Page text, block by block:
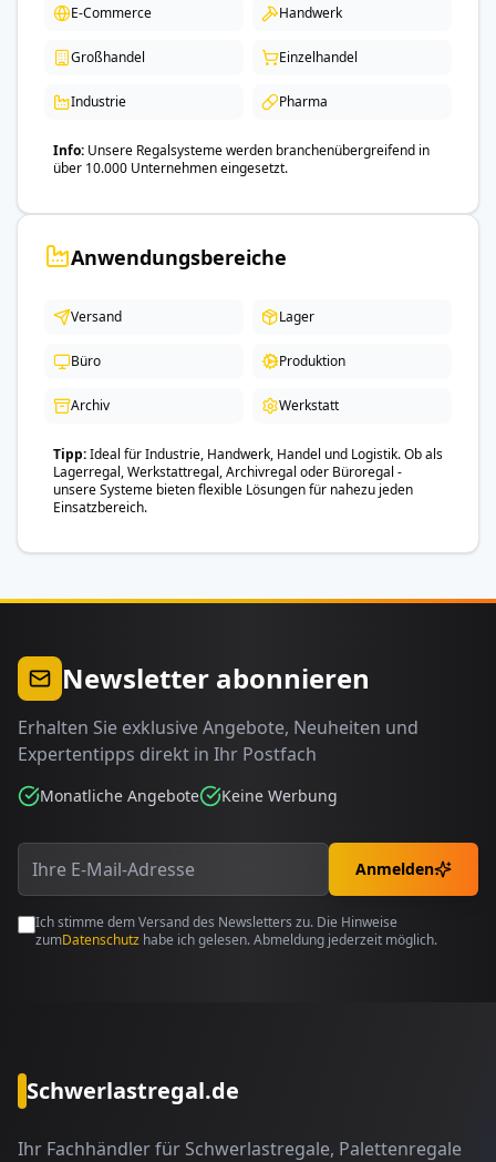
E-Commerce Handwerk
Großhandel Einzelhandel
Industrie Pharma
Info Unsere Regalsysteme werden branchenübergreifend in
über 10.000 Unternehmen eingesetzt.
Anwendungsbereiche
Versand Lager
Büro Produktion
Archiv Werkstatt
Tipp Ideal für Industrie, Handwerk, Handel und Logistik. Ob als
Lagerregal, Werkstattregal, Archivregal oder Büroregal -
unsere Systeme bieten flexible Lösungen für nahezu jeden
Einsatzbereich.
Newsletter abonnieren
Erhalten Sie exklusive Angebote, Neuheiten und
Expertentipps direkt in Ihr Postfach
Monatliche Angebote Keine Werbung
Anmelden
Ich stimme dem Versand des Newsletters zu. Die Hinweise
zumDatenschutz habe ich gelesen. Abmeldung jederzeit möglich.
Schwerlastregal.de
Ihr Fachhändler für Schwerlastregale, Palettenregale